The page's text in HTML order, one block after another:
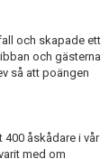
och skapade ett
och gästerna
så att poängen
åskådare i vår
med om